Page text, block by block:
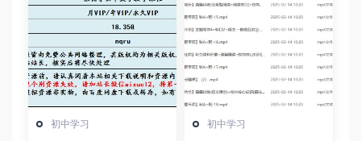
初中学习 初中学习